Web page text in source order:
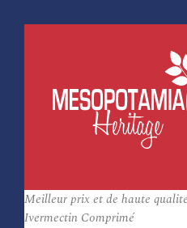
Meilleur prix et de haute
Ivermectin Comprimé